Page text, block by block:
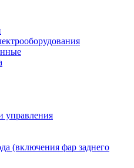
управления
(включения фар заднего